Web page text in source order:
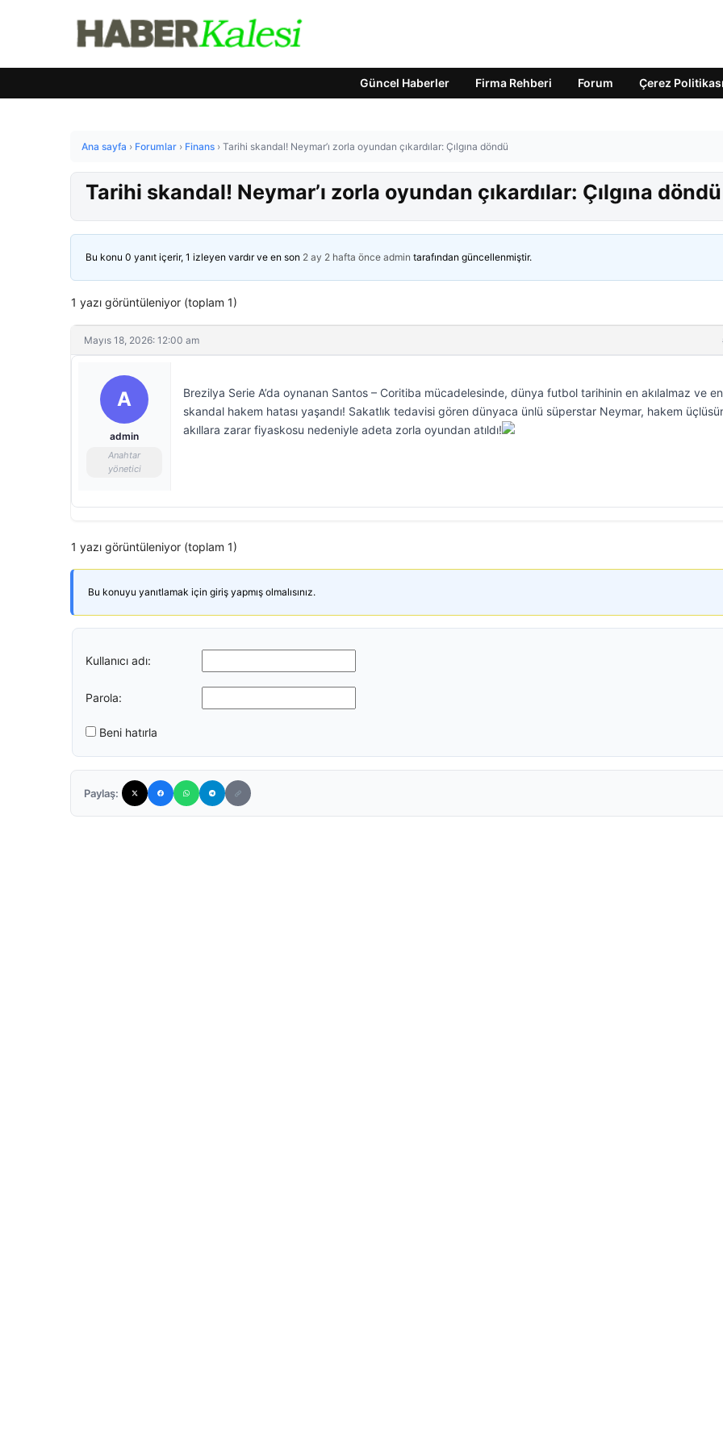
Güncel Haberler Firma Rehberi Forum Çerez Politikası
Ana sayfa › Forumlar › Finans › Tarihi skandal! Neymar’ı zorla oyundan çıkardılar: Çılgına döndü
Tarihi skandal! Neymar’ı zorla oyundan çıkardılar: Çılgına döndü
Bu konu 0 yanıt içerir, 1 izleyen vardır ve en son 2 ay 2 hafta önce admin tarafından güncellenmiştir.
1 yazı görüntüleniyor (toplam 1)
Mayıs 18, 2026: 12:00 am
A
admin
Anahtar
yönetici
Brezilya Serie A’da oynanan Santos – Coritiba mücadelesinde, dünya futbol tarihinin en akılalmaz ve en
skandal hakem hatası yaşandı! Sakatlık tedavisi gören dünyaca ünlü süperstar Neymar, hakem
akıllara zarar fiyaskosu nedeniyle adeta zorla oyundan atıldı!
1 yazı görüntüleniyor (toplam 1)
Bu konuyu yanıtlamak için giriş yapmış olmalısınız.
Kullanıcı adı:
Parola:
Beni hatırla
Paylaş: